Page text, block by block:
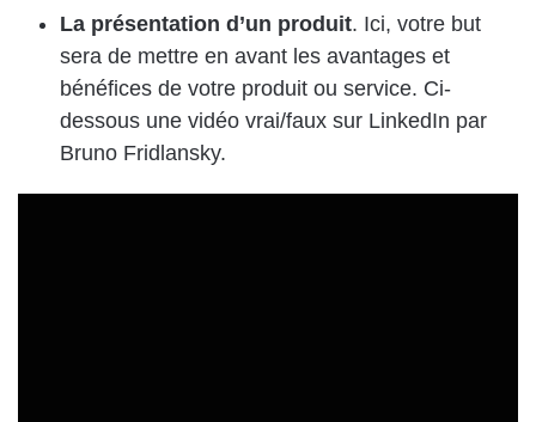
La présentation d’un produit. Ici, votre but
sera de mettre en avant les avantages et
bénéfices de votre produit ou service. Ci-
dessous une vidéo vrai/faux sur LinkedIn par
Bruno Fridlansky.